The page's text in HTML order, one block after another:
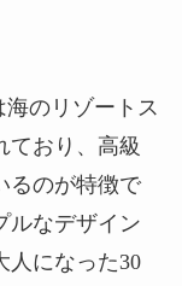
のリゾートス
ており、高級
るのが特徴で
ルなデザイン
人になった30